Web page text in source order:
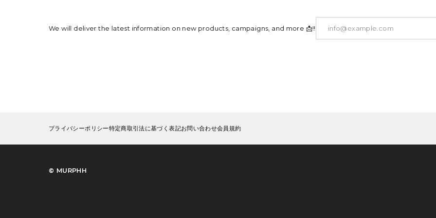
We will deliver the latest information on new products, campaigns, and more 📩!!
プライバシーポリシー特定商取引法に基づく表記お問い合わせ会員規約
©︎ MURPHH